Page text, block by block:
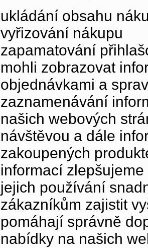
ukládání obsahu
vyřizování nákupu
zapamatování
mohli zobrazovat
objednávkami a
zaznamenávání
našich webových
návštěvou a dále
zakoupených
informací
jejich používání
zákazníkům zajistit
pomáhají správně
nabídky na našich